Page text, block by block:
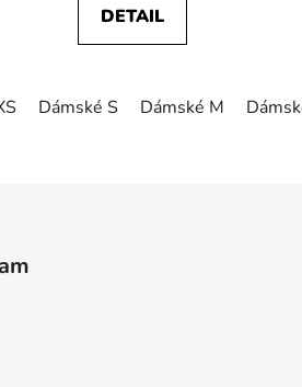
DETAIL
Dámské S Dámské M